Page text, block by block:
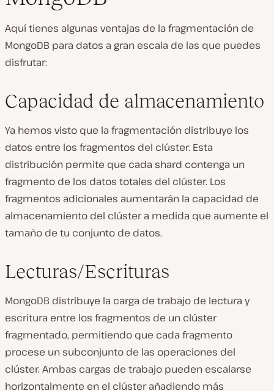
Aquí tienes algunas ventajas de la fragmentación de
MongoDB para datos a gran escala de las que puedes
disfrutar:
Capacidad de almacenamiento
Ya hemos visto que la fragmentación distribuye los
datos entre los fragmentos del clúster. Esta
distribución permite que cada shard contenga un
fragmento de los datos totales del clúster. Los
fragmentos adicionales aumentarán la capacidad de
almacenamiento del clúster a medida que aumente el
tamaño de tu conjunto de datos.
Lecturas/Escrituras
MongoDB distribuye la carga de trabajo de lectura y
escritura entre los fragmentos de un clúster
fragmentado, permitiendo que cada fragmento
procese un subconjunto de las operaciones del
clúster. Ambas cargas de trabajo pueden escalarse
horizontalmente en el clúster añadiendo más